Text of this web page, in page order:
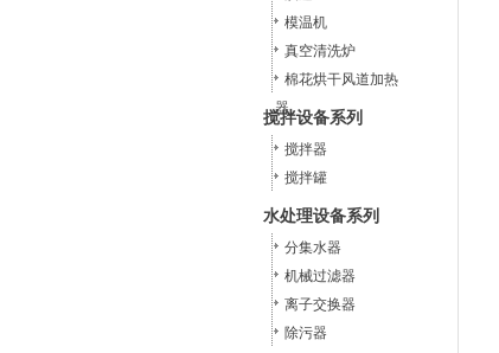
模温机
真空清洗炉
棉花烘干风道加热
器
搅拌设备系列
搅拌器
搅拌罐
水处理设备系列
分集水器
机械过滤器
离子交换器
除污器